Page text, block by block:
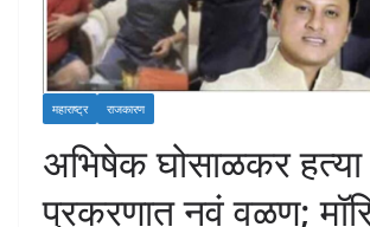
महाराष्ट्र राजकारण
अभिषेक घोसाळकर हत्या
प्रकरणात नवं वळण;